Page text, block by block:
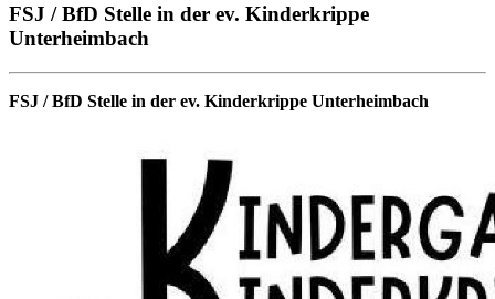
FSJ / BfD Stelle in der ev. Kinderkrippe
Unterheimbach
FSJ / BfD Stelle in der ev. Kinderkrippe Unterheimbach